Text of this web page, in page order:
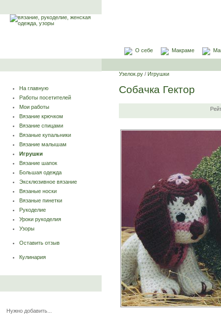
О себе Макраме
На главную
Работы посетителей
Мои работы
Вязание крючком
Вязание спицами
Вязаные купальники
Вязание малышам
Игрушки
Вязание шапок
Большая одежда
Эксклюзивное вязание
Вязаные носки
Вязаные пинетки
Рукоделие
Уроки рукоделия
Узоры
Оставить отзыв
Кулинария
Нужно добавить...
Узелок.ру / Игрушки
Собачка Гектор